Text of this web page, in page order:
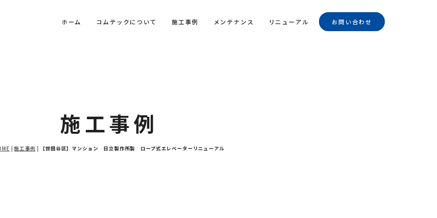
ホーム コムテックについて 施工事例 メンテナンス リニューアル お問い合わせ
施工事例
|施工事例 【世田谷区】マンション 日立製作所製 ロープ式エレベーターリニューアル